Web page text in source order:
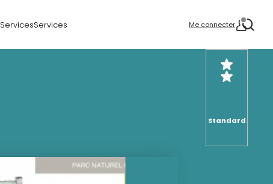
ServicesServices Me connecter
Standard